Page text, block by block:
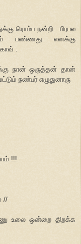
ரொம்ப நன்றி . பிரபல
பண்ணது எனக்கு
.
நான் ஒருத்தன் தான்
நண்பர் எழுதுனாரு
!!!
//
உலை ஒன்றை திறக்க